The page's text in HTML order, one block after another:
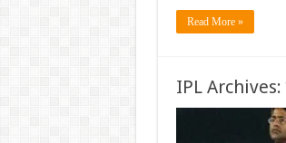
Read More »
IPL Archives: